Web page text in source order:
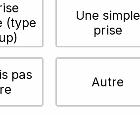
(type
Une simple
prise
pas
Autre